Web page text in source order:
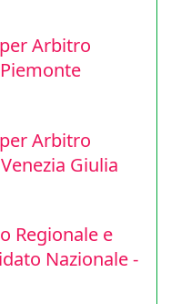
Arbitro
Arbitro
Giulia
Regionale e
Nazionale -